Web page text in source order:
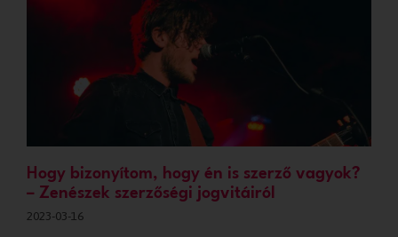
Hogy bizonyítom, hogy én is szerző vagyok?
– Zenészek szerzőségi jogvitáiról
2023-03-16